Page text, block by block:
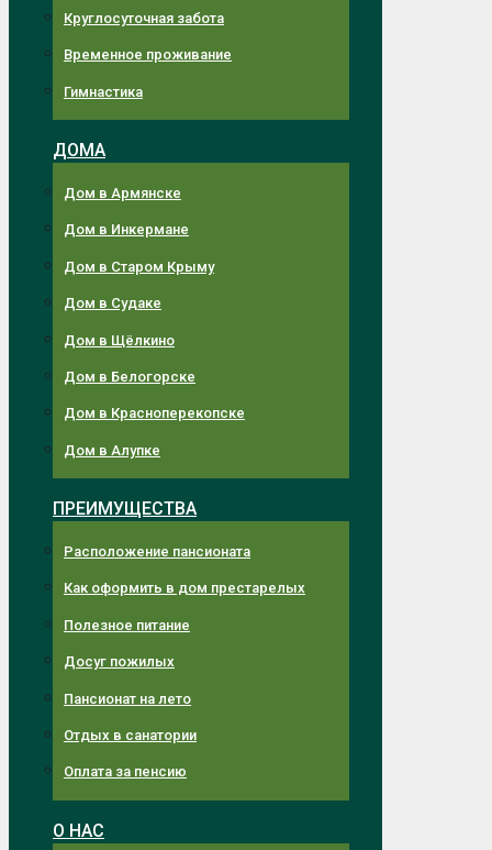
Круглосуточная забота
Временное проживание
Гимнастика
ДОМА
Дом в Армянске
Дом в Инкермане
Дом в Старом Крыму
Дом в Судаке
Дом в Щёлкино
Дом в Белогорске
Дом в Красноперекопске
Дом в Алупке
ПРЕИМУЩЕСТВА
Расположение пансионата
Как оформить в дом престарелых
Полезное питание
Досуг пожилых
Пансионат на лето
Отдых в санатории
Оплата за пенсию
О НАС